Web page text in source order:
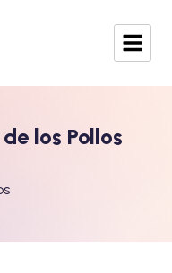
los Pollos